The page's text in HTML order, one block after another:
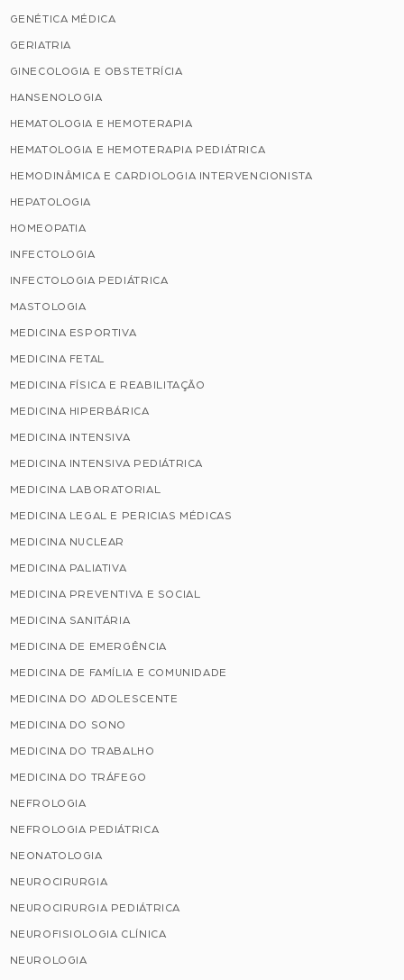
GENÉTICA MÉDICA
GERIATRIA
GINECOLOGIA E OBSTETRÍCIA
HANSENOLOGIA
HEMATOLOGIA E HEMOTERAPIA
HEMATOLOGIA E HEMOTERAPIA PEDIÁTRICA
HEMODINÂMICA E CARDIOLOGIA INTERVENCIONISTA
HEPATOLOGIA
HOMEOPATIA
INFECTOLOGIA
INFECTOLOGIA PEDIÁTRICA
MASTOLOGIA
MEDICINA ESPORTIVA
MEDICINA FETAL
MEDICINA FÍSICA E REABILITAÇÃO
MEDICINA HIPERBÁRICA
MEDICINA INTENSIVA
MEDICINA INTENSIVA PEDIÁTRICA
MEDICINA LABORATORIAL
MEDICINA LEGAL E PERICIAS MÉDICAS
MEDICINA NUCLEAR
MEDICINA PALIATIVA
MEDICINA PREVENTIVA E SOCIAL
MEDICINA SANITÁRIA
MEDICINA DE EMERGÊNCIA
MEDICINA DE FAMÍLIA E COMUNIDADE
MEDICINA DO ADOLESCENTE
MEDICINA DO SONO
MEDICINA DO TRABALHO
MEDICINA DO TRÁFEGO
NEFROLOGIA
NEFROLOGIA PEDIÁTRICA
NEONATOLOGIA
NEUROCIRURGIA
NEUROCIRURGIA PEDIÁTRICA
NEUROFISIOLOGIA CLÍNICA
NEUROLOGIA